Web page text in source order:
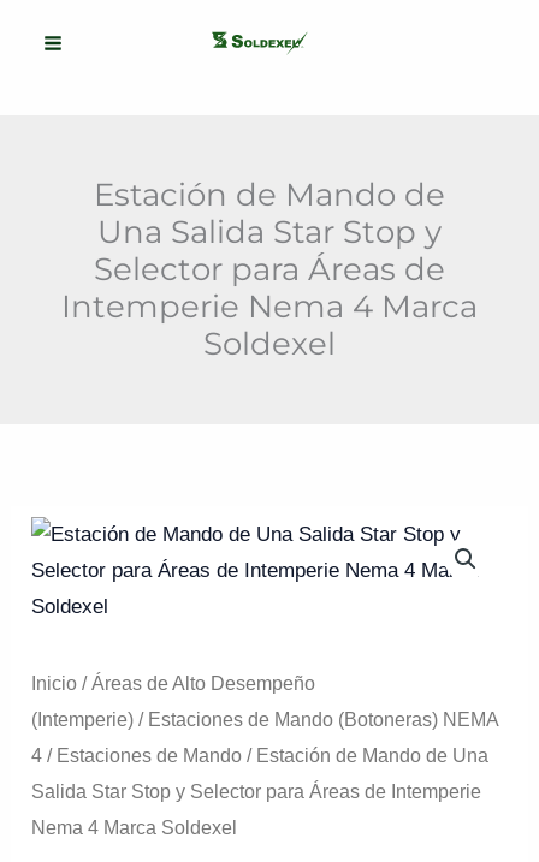
Estación de Mando de
Una Salida Star Stop y
Selector para Áreas de
Intemperie Nema 4 Marca
Soldexel
Inicio /Áreas de Alto Desempeño
(Intemperie) / Estaciones de Mando (Botoneras) NEMA
4 / Estaciones de Mando / Estación de Mando de Una
Salida Star Stop y Selector para Áreas de Intemperie
Nema 4 Marca Soldexel
Estación
de
Mando
Una
Salida
Star
Stop
y